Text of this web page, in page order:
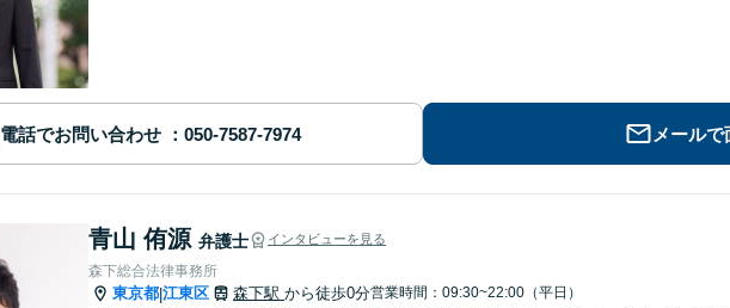
電話でお問い合わせ メール
青山 侑源 弁護士 インタビューを見る
森下総合法律事務所
東京都|江東区 森下駅 から徒歩0分営業時間：09:30~22:00（平日）